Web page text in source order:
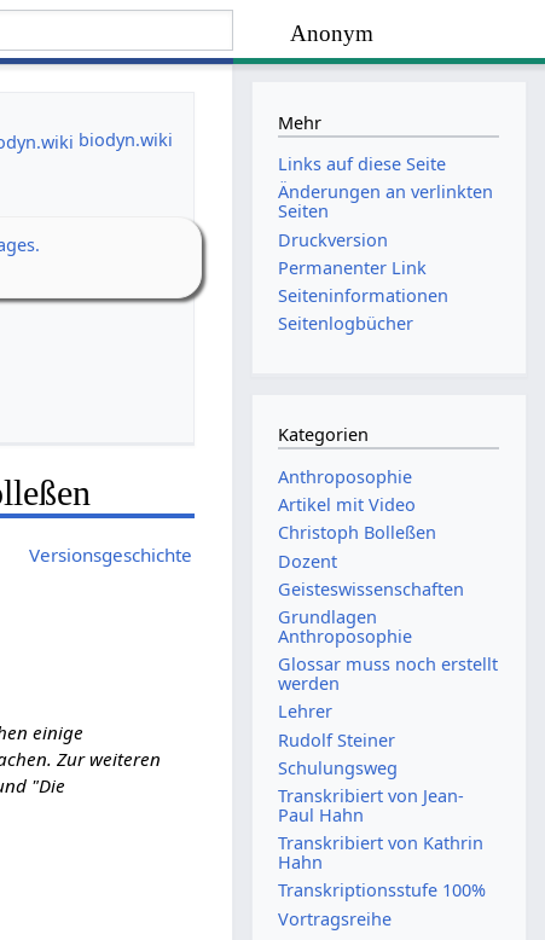
Anonym
biodyn.wiki
Versionsgeschichte
einige
Zur weiteren
"Die
Mehr
Links auf diese Seite
Änderungen an verlinkten
Seiten
Druckversion
Permanenter Link
Seiten­­informationen
Seitenlogbücher
Kategorien
Anthroposophie
Artikel mit Video
Christoph Bolleßen
Dozent
Geisteswissenschaften
Grundlagen
Anthroposophie
Glossar muss noch erstellt
werden
Lehrer
Rudolf Steiner
Schulungsweg
Transkribiert von Jean-
Paul Hahn
Transkribiert von Kathrin
Hahn
Transkriptionsstufe 100%
Vortragsreihe